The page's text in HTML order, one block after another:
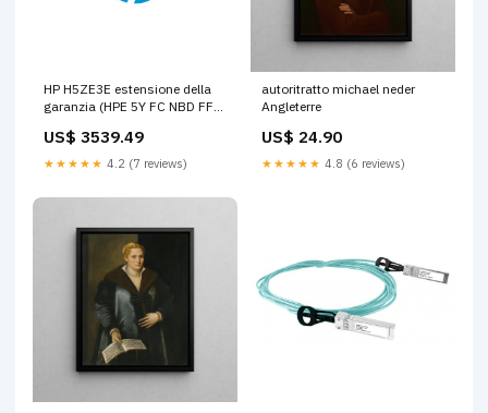
HP H5ZE3E estensione della
garanzia (HPE 5Y FC NBD FF
kg
US$ 3539.49
★★★★★ 4.2 (7 reviews)
autoritratto michael neder
Angleterre
US$ 24.90
★★★★★ 4.8 (6 reviews)